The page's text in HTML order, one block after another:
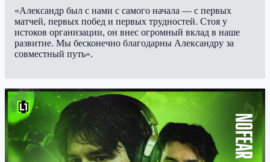
«Александр был с нами с самого начала — с первых
матчей, первых побед и первых трудностей. Стоя у
истоков организации, он внес огромный вклад в наше
развитие. Мы бесконечно благодарны Александру за
совместный путь».